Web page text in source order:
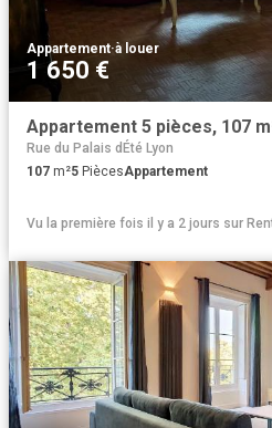
Appartement·à louer
1 650 €
Rue du Palais dÉté Lyon
107 m²5 PiècesAppartement
Vu la première fois il y a 2 jours sur